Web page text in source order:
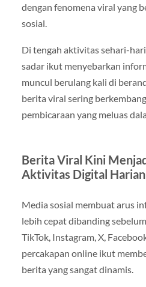
dengan fenomena viral yang
sosial.
Di tengah aktivitas sehari-
sadar ikut menyebarkan
muncul berulang kali di
berita viral sering
pembicaraan yang meluas
Berita Viral Kini
Aktivitas Digital Harian
Media sosial membuat arus
lebih cepat dibanding
TikTok, Instagram, X,
percakapan online ikut
berita yang sangat dinamis.